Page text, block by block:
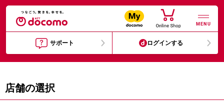
MENU
サポート ログインする
店舗の選択